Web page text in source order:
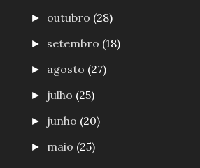
► outubro (28)
► setembro (18)
► agosto (27)
► julho (25)
► junho (20)
► maio (25)